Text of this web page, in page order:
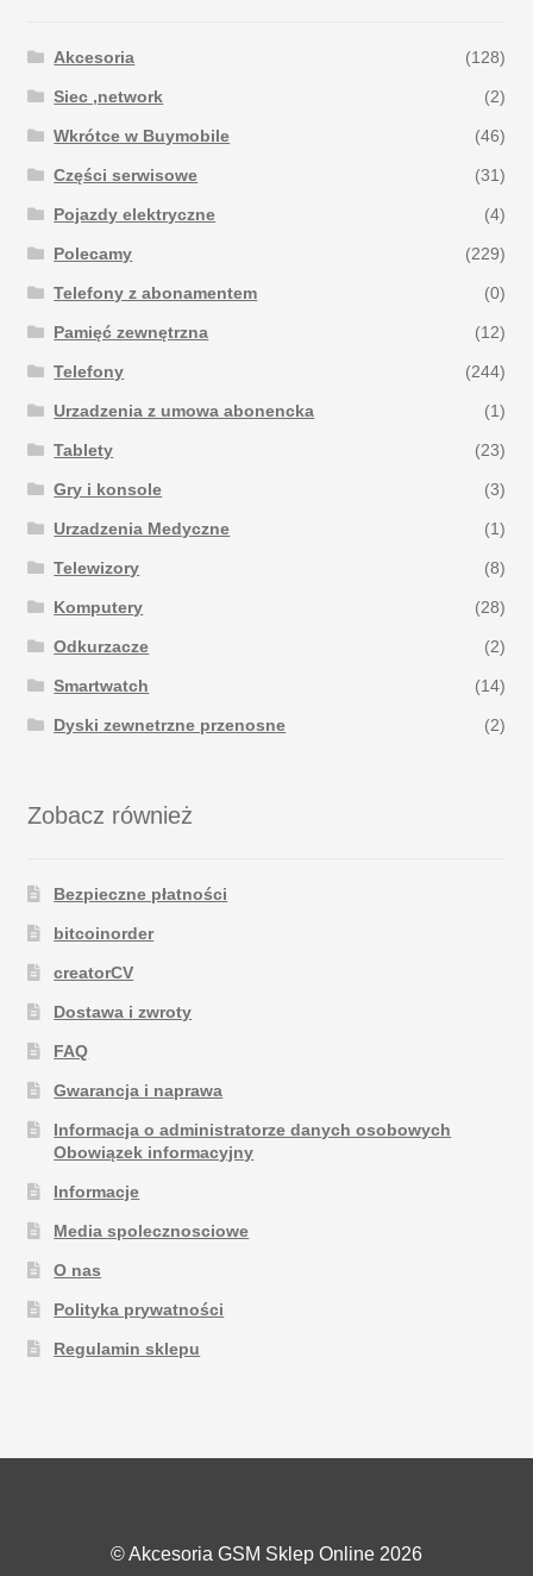
Akcesoria (128)
Siec ,network (2)
Wkrótce w Buymobile (46)
Części serwisowe (31)
Pojazdy elektryczne (4)
Polecamy (229)
Telefony z abonamentem (0)
Pamięć zewnętrzna (12)
Telefony (244)
Urzadzenia z umowa abonencka (1)
Tablety (23)
Gry i konsole (3)
Urzadzenia Medyczne (1)
Telewizory (8)
Komputery (28)
Odkurzacze (2)
Smartwatch (14)
Dyski zewnetrzne przenosne (2)
Zobacz również
Bezpieczne płatności
bitcoinorder
creatorCV
Dostawa i zwroty
FAQ
Gwarancja i naprawa
Informacja o administratorze danych osobowych
Obowiązek informacyjny
Informacje
Media spolecznosciowe
O nas
Polityka prywatności
Regulamin sklepu
© Akcesoria GSM Sklep Online 2026